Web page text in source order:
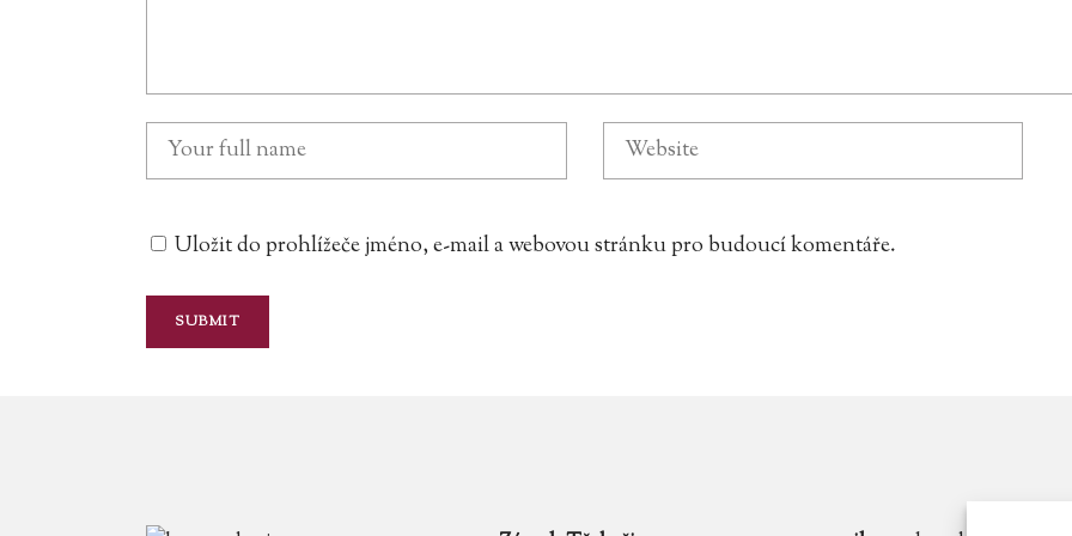
Uložit do prohlížeče jméno, e-mail a webovou stránku pro budoucí komentáře.